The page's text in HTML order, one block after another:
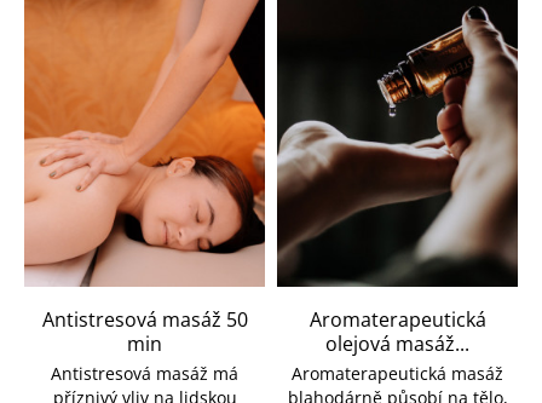
Antistresová masáž 50
min
Antistresová masáž má
příznivý vliv na lidskou
Aromaterapeutická
olejová masáž...
Aromaterapeutická masáž
blahodárně působí na tělo,